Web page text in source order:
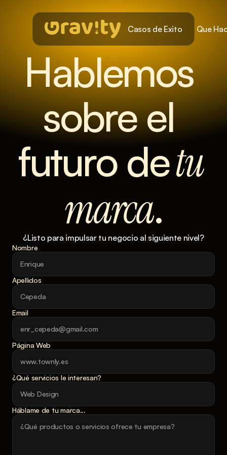
Casos de Exito Que
Hablemos
sobre el
futuro de tu
marca.
¿Listo para impulsar tu negocio al siguiente nivel?
Nombre
Apellidos
Email
Página Web
¿Qué servicios le interesan?
Háblame de tu marca...